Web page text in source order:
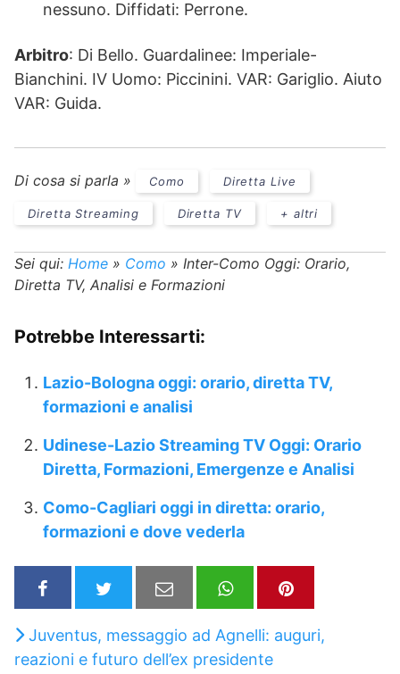
nessuno. Diffidati: Perrone.
Arbitro: Di Bello. Guardalinee: Imperiale-
Bianchini. IV Uomo: Piccinini. VAR: Gariglio. Aiuto
VAR: Guida.
Di cosa si parla » Como Diretta Live
Diretta Streaming Diretta TV + altri
Sei qui: Home » Como » Inter-Como Oggi: Orario,
Diretta TV, Analisi e Formazioni
Potrebbe Interessarti:
Lazio-Bologna oggi: orario, diretta TV,
formazioni e analisi
Udinese-Lazio Streaming TV Oggi: Orario
Diretta, Formazioni, Emergenze e Analisi
Como-Cagliari oggi in diretta: orario,
formazioni e dove vederla
Juventus, messaggio ad Agnelli: auguri,
reazioni e futuro dell’ex presidente